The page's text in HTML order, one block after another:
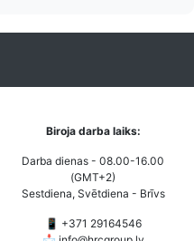
Biroja darba laiks:
Darba dienas - 08.00-16.00
(GMT+2)
Sestdiena, Svētdiena - Brīvs
📱 +371 29164546